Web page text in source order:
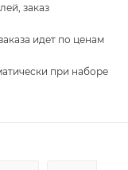
заказ
идет по ценам
при наборе